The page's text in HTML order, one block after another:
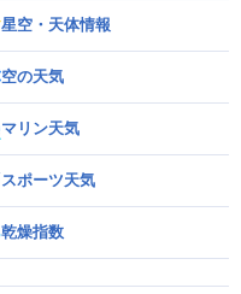
星空・天体情報
空の天気
マリン天気
スポーツ天気
乾燥指数